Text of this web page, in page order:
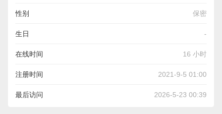
性别 保密
生日 -
在线时间 16 小时
注册时间 2021-9-5 01:00
最后访问 2026-5-23 00:39